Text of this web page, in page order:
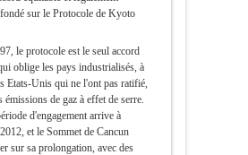
sur le Protocole de Kyoto.
le protocole est le seul accord
oblige les pays industrialisés, à
Etats-Unis qui ne l'ont pas ratifié,
émissions de gaz à effet de serre.
d'engagement arrive à
et le Sommet de Cancun
sur sa prolongation, avec des